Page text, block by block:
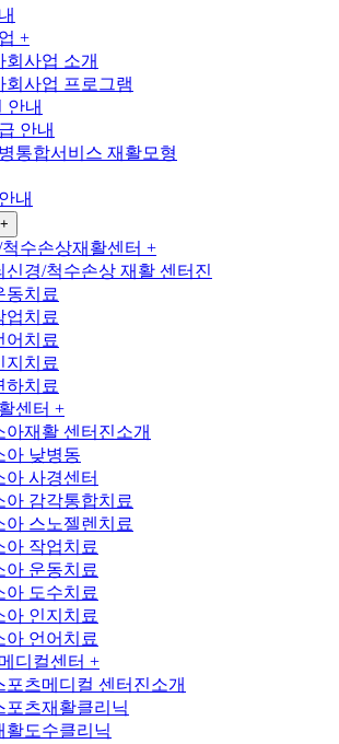
+
회사업 소개
회사업 프로그램
안내
안내
통합서비스 재활모형
내
+
수손상재활센터 +
신경/척수손상 재활 센터진
동치료
업치료
어치료
지치료
하치료
센터 +
아재활 센터진소개
아 낮병동
아 사경센터
아 감각통합치료
아 스노젤렌치료
아 작업치료
아 운동치료
아 도수치료
아 인지치료
아 언어치료
디컬센터 +
포츠메디컬 센터진소개
포츠재활클리닉
활도수클리닉